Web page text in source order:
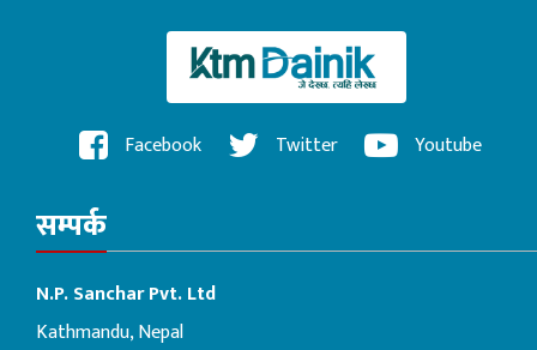
Facebook Twitter Youtube
सम्पर्क
N.P. Sanchar Pvt. Ltd
Kathmandu, Nepal